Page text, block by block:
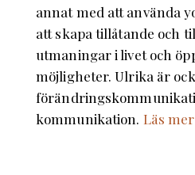
annat med att använda
att skapa tillåtande och
utmaningar i livet och
möjligheter. Ulrika är
kommunikation. Läs